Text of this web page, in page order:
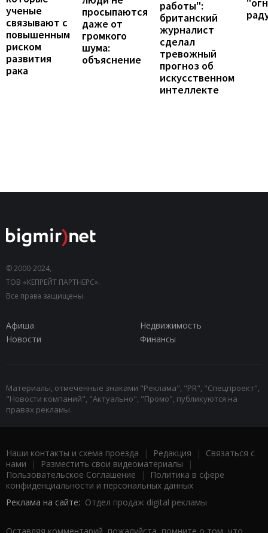
ученые
связывают с
повышенным
риском
развития
рака
просыпаются
даже от
громкого
шума:
объяснение
работы":
британский
журналист
сделал
тревожный
прогноз об
искусственном
интеллекте
© 2000-2024,
ТОВ «КЕПРЕЙТ ПАРТНЕРС».
Все права защищены.
Афиша
Недвижимость
Новости
Финансы
Материалы, отмеченные знаками "Реклама", "PR", "Спецпроект",
"Новости компаний", "Актуально", "Промо", публикуются на
правах рекламы.
Наши контакты и схема проезда | Редакция | Связаться с
нами | Разместить свои видеоматериалы |
Пользовательское Соглашение |
Политика в сфере
конфиденциальности и персональных данных
Реклама на сайте: Отдел продаж digital рекламы